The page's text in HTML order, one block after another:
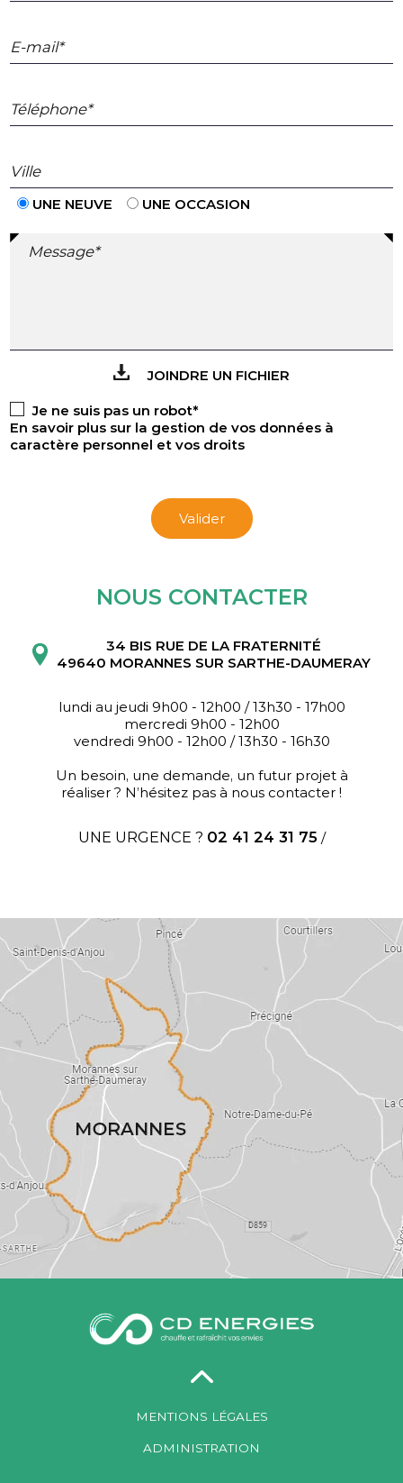
E-mail*
Téléphone*
Ville
UNE NEUVE UNE OCCASION
Message*
JOINDRE UN FICHIER
Je ne suis pas un robot*
En savoir plus sur la gestion de vos données à
caractère personnel et vos droits
Valider
NOUS CONTACTER
34 BIS RUE DE LA FRATERNITÉ
49640 MORANNES SUR SARTHE-DAUMERAY
lundi au jeudi 9h00 - 12h00 / 13h30 - 17h00
mercredi 9h00 - 12h00
vendredi 9h00 - 12h00 / 13h30 - 16h30
Un besoin, une demande, un futur projet à
réaliser ? N’hésitez pas à nous contacter !
UNE URGENCE ? 02 41 24 31 75 /
MENTIONS LÉGALES
ADMINISTRATION